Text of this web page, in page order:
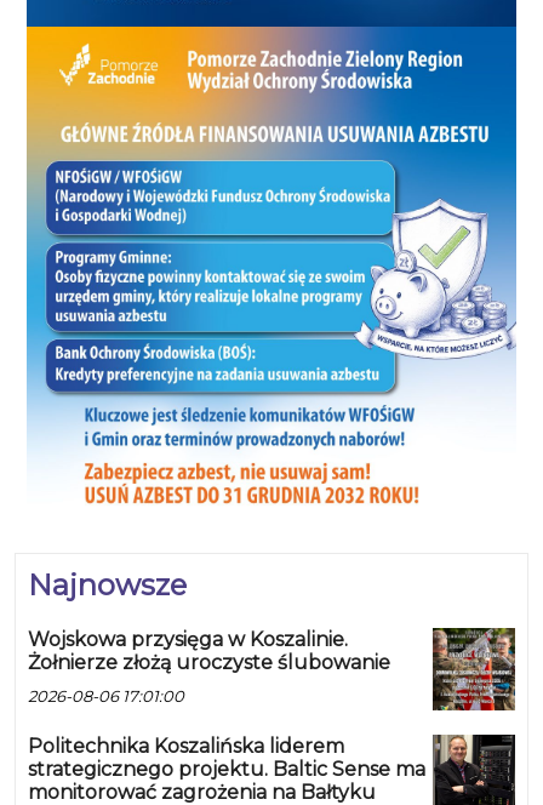
Najnowsze
Wojskowa przysięga w Koszalinie.
Żołnierze złożą uroczyste ślubowanie
2026-08-06 17:01:00
Politechnika Koszalińska liderem
strategicznego projektu. Baltic Sense ma
monitorować zagrożenia na Bałtyku